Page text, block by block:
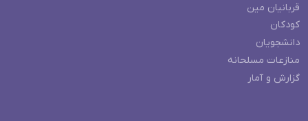
قربانیان مین
کودکان
دانشجویان
منازعات مسلحانه
گزارش و آمار